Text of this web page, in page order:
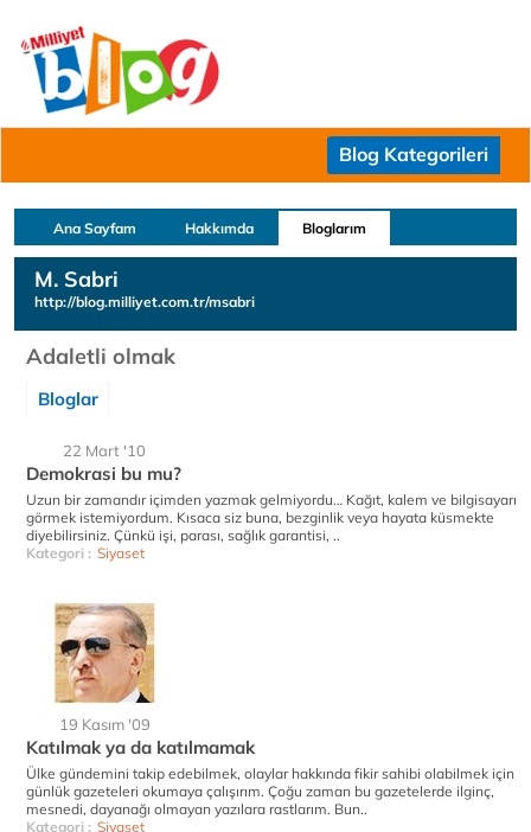
Blog Kategorileri
Ana Sayfam Hakkımda Bloglarım
M. Sabri
http://blog.milliyet.com.tr/msabri
Adaletli olmak
Bloglar
22 Mart '10
Demokrasi bu mu?
Uzun bir zamandır içimden yazmak gelmiyordu… Kağıt, kalem ve bilgisayarı
görmek istemiyordum. Kısaca siz buna, bezginlik veya hayata küsmekte
diyebilirsiniz. Çünkü işi, parası, sağlık garantisi, ..
Kategori : Siyaset
19 Kasım '09
Katılmak ya da katılmamak
Ülke gündemini takip edebilmek, olaylar hakkında fikir sahibi olabilmek için
günlük gazeteleri okumaya çalışırım. Çoğu zaman bu gazetelerde ilginç,
mesnedi, dayanağı olmayan yazılara rastlarım. Bun..
Kategori : Siyaset